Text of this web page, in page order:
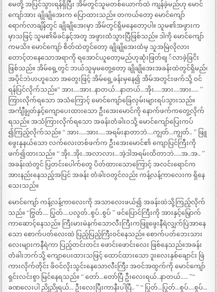
မေတို့ အပြင်သွားရန်ရှိပြီး အိမ်တွင်သူမတစ်ယောက်ထဲ ကျန်ခဲ့မည်ဟု မောင်
ကျော်အား ချိုချိုအေးက ပြောထားသည်။ တကယ်တော့ မောင်ကျော်
ရောက်လာချိန်တွင် ချိုချိုအေးမှာ အိမ်တွင်ရှိမနေတော့ပါ။ သူမ၏အဖွားက
မှာသဖြင့် သူမ၏မိခင်နှင့်အတူ အဖွားထံသွားပြီဖြစ်သည်။ ဒါကို မောင်ကျော်
ကမသိ။ မောင်ကျော် စိတ်ထဲတွင်တော့ ချိုချိုအေးထံမှ သူအမြဲလိုလား
တောင့်တနေသောအရာကို ရအောင်ယူတော့မည်ဟုဆုံးဖြတ်ရျ ်လာခဲ့ခြငိး
ဖြစ်သည်။ အိမ်ရှေ့တွင် ဘယ်သူမှမတွေ့တော့ ချိုချိုအေးအခန်းထဲတွင်ရှိမည်၊
အပိုင်ဘဲဟဟူသော အတွေးဖြင့် အိမ်ရှေ့ခန်းမှနေ၍ အိမ်အတွင်းဖက်သို့ ဝင်
ရန်ပြင်လိုက်သည်။“ အား….အား..နာတယ်…နာတယ်…အိုး…..အား….အား….. ”
ကြားလိုက်ရသော အသံကြောင့် မောင်ကျော်ခြေလှမ်းများရပ်သွားသည်။
အင်္ကျီချွတ်နှင့်ကျောပေးထားသော ဦးအေးမောင်ကို နောက်ဖက်ကတွေ့လိုက်
ရသည်။ အသံကြားလိုက်ရသော အခန်းတံခါးဝသို့ မောင်ကျော်ပြေးကပ်
၍ကြည့်လိုက်သည်။ “ အား…..အား…..အရမ်းနာတာဘဲ….ကျွတ်…ကျွတ်.. ” ဖြူ
ဖွေးနုနယ်သော လက်လေးတစ်ဖက်က ဦးအေးမောင်၏ ကျောပြင်ကြီးကို
ဖက်၍ထားသည်။ “ အိုး..အိုး..အလာလား…အဲ့ဒါအရမ်းထိတာဘဲ…..အ..အ.. ”
အခန်းထဲတွင် ပြတင်းပေါက်တွေ ပိတ်ထားသောကြောင့် အလင်းရောင်က
အားနည်းနေသည့်အပြင် အခန်း တံခါးဝတွင်လည်း ကန့်လန့်ကာလေးက ရှိနေ
သေးသည်။
မောင်ကျော် ကန့်လန့်ကာလေးကို အသာလေးဖယ်၍ အခန်းထဲသို့ကြည့်လိုက်
သည်။ “ဗြွတ်…. ပြွတ်….ပလွတ်..စွပ်..စွပ် ” ဖင်ပြောင်ကြီးကို အားနှင့်မြှောက်
ကာဆောင့်နေသည်။ ကြီးမားမဲနက်သောလီးကြီးကဖြူဖွေးနီရဲလျှက်ပြဲအာနေ
သော စောက်ပတ်လေးထဲ ပြည့်ပြည့်ကြီးဝင်နေသည်။ စောက်ပတ်ဘေးသား
လေးများကနီရဲကာ ပြည့်တင်းတင်း ဖောင်းဖောင်းလေး ဖြစ်နေသည်။အခန်း
တံခါးဘက်သို့ ကျောပေးထားသဖြင့် ထောင်ထားသော ဒူးလေးနှစ်ချောင်း ဖြဲ
ကားလိုက်တိုင်း ဖိဝင်လိုးသွင်းနေသောလီးကြီး အဝင်အထွက်ကို မောင်ကျော်
ရှင်းလင်းစွာ မြင်နေရသည်။ “ တော်…တော်ပြီ ဦးလေးရယ်..နာတယ်….. ”“
ခဏလေးပါ ညိုညိုရယ်… ဦးလေးပြီးကာနီးပါပြီ.. ” “ ပြွတ်…ပြွတ်…စွပ်….စွပ်…